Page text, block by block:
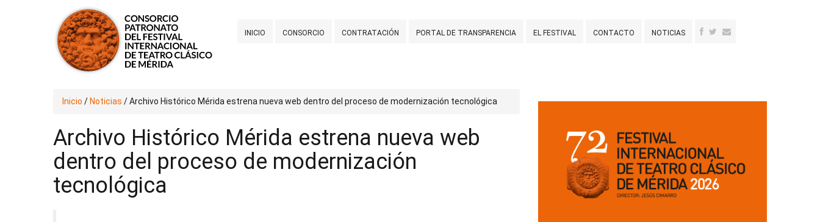
INICIO CONSORCIO CONTRATACIÓN PORTAL DE TRANSPARENCIA EL FESTIVAL CONTACTO NOTICIAS
Inicio / Noticias /Archivo Histórico Mérida estrena nueva web dentro del proceso de modernización tecnológica
Archivo Histórico Mérida estrena nueva web
dentro del proceso de modernización
tecnológica